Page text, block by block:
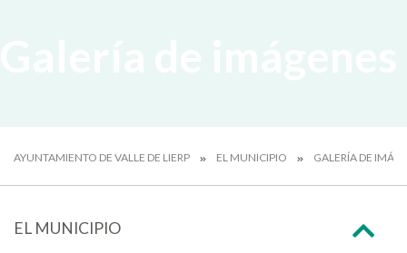
AYUNTAMIENTO DE VALLE DE LIERP EL MUNICIPIO GALERÍA DE
EL MUNICIPIO